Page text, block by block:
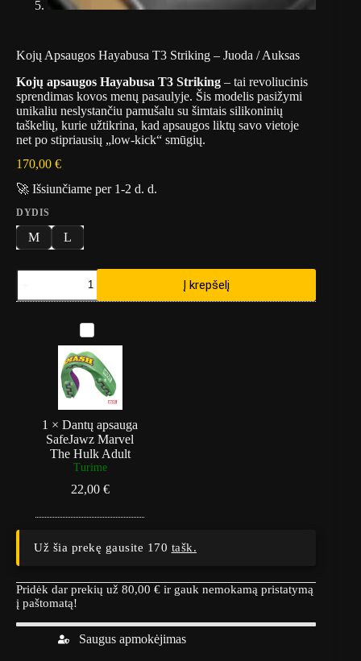
Kojų Apsaugos Hayabusa T3 Striking – Juoda / Auksas
Kojų apsaugos Hayabusa T3 Striking – tai revoliucinis
sprendimas kovos menų pasaulyje. Šis modelis pasižymi
unikaliu neslystančiu pamušalu su šimtais silikoninių
taškelių, kurie užtikrina, kad apsaugos liktų savo vietoje
net po stipriausių „low-kick“ smūgių.
170,00 €
🚀 Išsiunčiame per 1-2 d. d.
DYDIS
M L
produkto
Kojų
Į krepšelį
D
n
t
ų
p
s
a
u
g
S
f
J
z
r
v
1 ×Dantų apsauga
SafeJawz Marvel
The Hulk Adult
Turime
22,00 €
Už šia prekę gausite 170 tašk.
Pridėk dar prekių už 80,00 € ir gauk nemokamą pristatymą
į paštomatą!
Saugus apmokėjimas